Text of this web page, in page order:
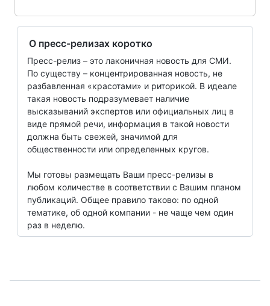
О пресс-релизах коротко
Пресс-релиз – это лаконичная новость для СМИ.
По существу – концентрированная новость, не
разбавленная «красотами» и риторикой. В идеале
такая новость подразумевает наличие
высказываний экспертов или официальных лиц в
виде прямой речи, информация в такой новости
должна быть свежей, значимой для
общественности или определенных кругов.
Мы готовы размещать Ваши пресс-релизы в
любом количестве в соответствии с Вашим планом
публикаций. Общее правило таково: по одной
тематике, об одной компании - не чаще чем один
раз в неделю.